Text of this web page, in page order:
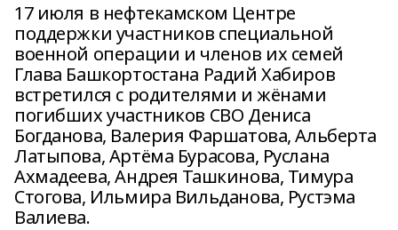
17 июля в нефтекамском Центре
поддержки участников специальной
военной операции и членов их семей
Глава Башкортостана Радий Хабиров
встретился с родителями и жёнами
погибших участников СВО Дениса
Богданова, Валерия Фаршатова, Альберта
Латыпова, Артёма Бурасова, Руслана
Ахмадеева, Андрея Ташкинова, Тимура
Стогова, Ильмира Вильданова, Рустэма
Валиева.